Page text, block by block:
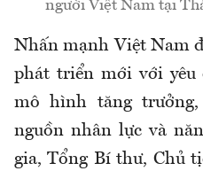
người Việt Nam tại
Nhấn mạnh Việt Nam
phát triển mới với yêu
mô hình tăng
nguồn nhân lực và
gia, Tổng Bí thư, Chủ